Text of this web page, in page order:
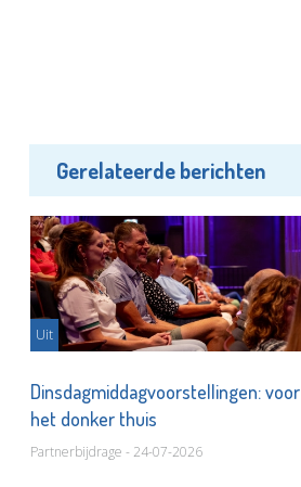
Gerelateerde berichten
Uit
Dinsdagmiddagvoorstellingen: voor
het donker thuis
Partnerbijdrage - 24-07-2026